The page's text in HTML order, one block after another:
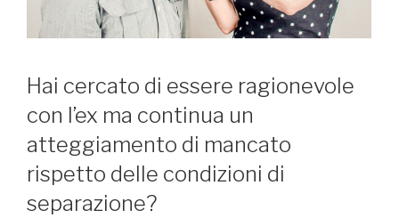
Hai cercato di essere ragionevole
con l’ex ma continua un
atteggiamento di mancato
rispetto delle condizioni di
separazione?